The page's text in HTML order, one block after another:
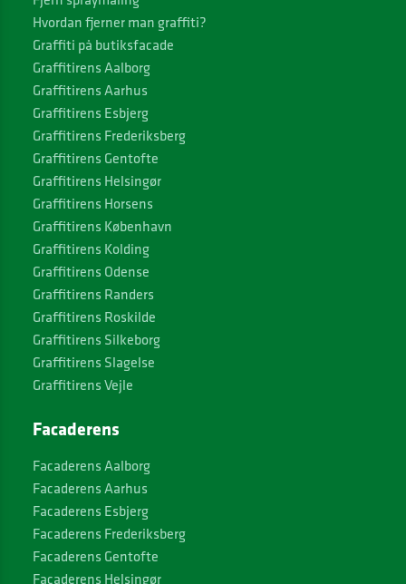
Hvordan fjerner man graffiti?
Graffiti på butiksfacade
Graffitirens Aalborg
Graffitirens Aarhus
Graffitirens Esbjerg
Graffitirens Frederiksberg
Graffitirens Gentofte
Graffitirens Helsingør
Graffitirens Horsens
Graffitirens København
Graffitirens Kolding
Graffitirens Odense
Graffitirens Randers
Graffitirens Roskilde
Graffitirens Silkeborg
Graffitirens Slagelse
Graffitirens Vejle
Facaderens
Facaderens Aalborg
Facaderens Aarhus
Facaderens Esbjerg
Facaderens Frederiksberg
Facaderens Gentofte
Facaderens Helsingør